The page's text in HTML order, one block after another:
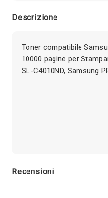
Descrizione
Toner compatibile
10000 pagine per
SL-C4010ND, Samsung
Recensioni